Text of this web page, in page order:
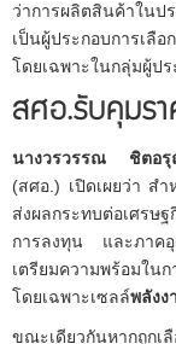
ว่าการผลิตสินค้าในป
เป็นผู้ประกอบการเลื
โดยเฉพาะในกลุ่มผู้ปร
สศอ.รับคุมรา
นางวรวรรณ ชิต
(สศอ.) เปิดเผยว่า ส
ส่งผลกระทบต่อเศร
การลงทุน และภาค
เตรียมความพร้อมใน
โดยเฉพาะเซลล์พลังง
ขณะเดียวกันหากถูกเ